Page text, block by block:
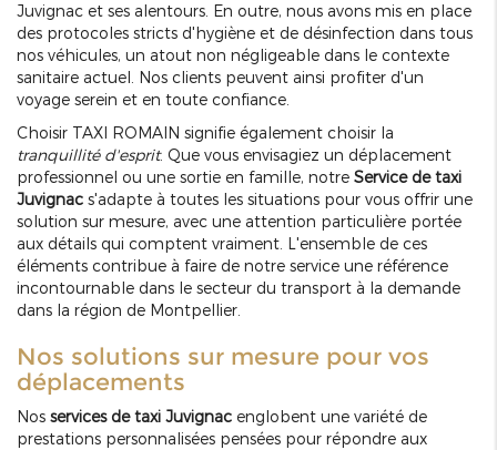
Juvignac et ses alentours. En outre, nous avons mis en place
des protocoles stricts d'hygiène et de désinfection dans tous
nos véhicules, un atout non négligeable dans le contexte
sanitaire actuel. Nos clients peuvent ainsi profiter d'un
voyage serein et en toute confiance.
Choisir TAXI ROMAIN signifie également choisir la
tranquillité d'esprit. Que vous envisagiez un déplacement
professionnel ou une sortie en famille, notre Service de taxi
Juvignac s'adapte à toutes les situations pour vous offrir une
solution sur mesure, avec une attention particulière portée
aux détails qui comptent vraiment. L'ensemble de ces
éléments contribue à faire de notre service une référence
incontournable dans le secteur du transport à la demande
dans la région de Montpellier.
Nos solutions sur mesure pour vos
déplacements
Nos services de taxi Juvignac englobent une variété de
prestations personnalisées pensées pour répondre aux